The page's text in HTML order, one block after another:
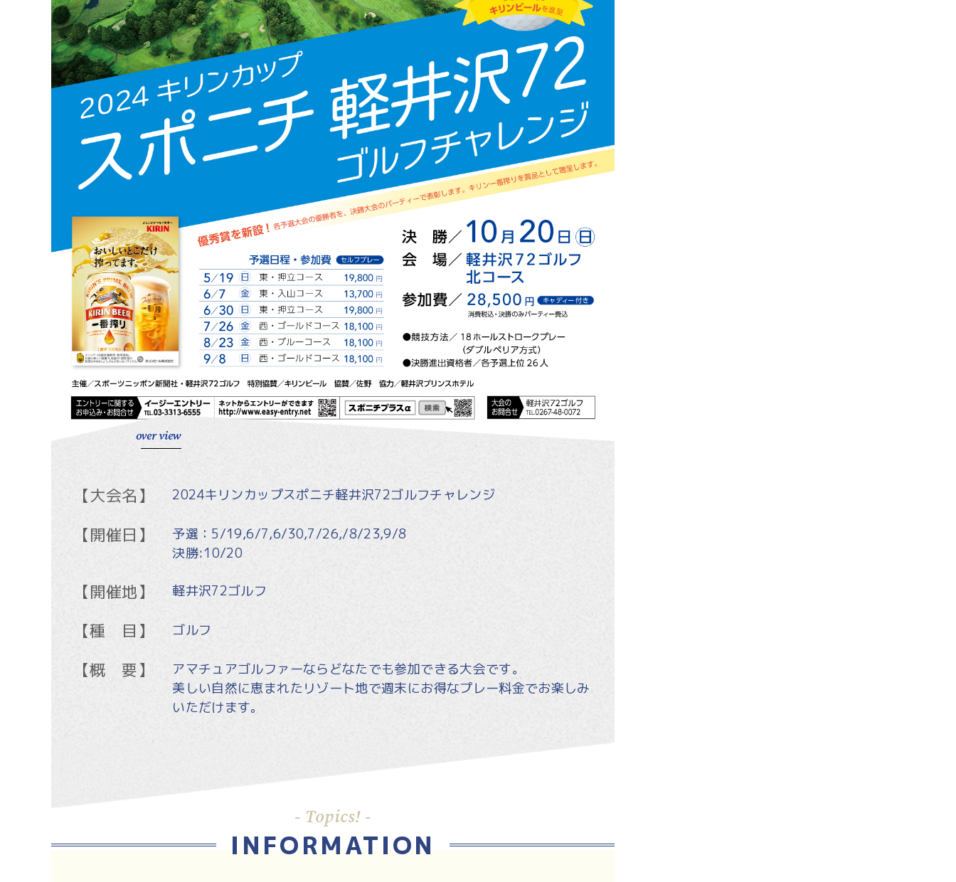
over view
【大会名】 2024キリンカップスポニチ軽井沢72ゴルフチャレンジ
【開催日】
予選：5/19,6/7,6/30,7/26,/8/23,9/8
決勝:10/20
【開催地】 軽井沢72ゴルフ
【種 目】 ゴルフ
【概 要】
アマチュアゴルファーならどなたでも参加できる大会です。
美しい自然に恵まれたリゾート地で週末にお得なプレー料金でお楽しみ
いただけます。
- Topics! -
INFORMATION